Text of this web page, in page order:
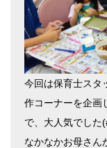
今回は保育士スタ
作コーナーを企画
で、大人気でした
なかなかお母さん